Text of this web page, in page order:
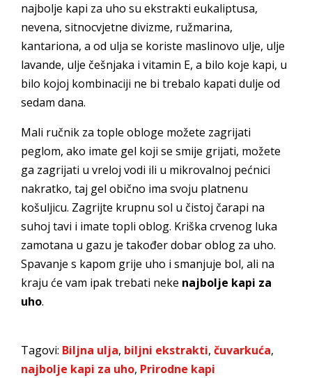
najbolje kapi za uho su ekstrakti eukaliptusa,
nevena, sitnocvjetne divizme, ružmarina,
kantariona, a od ulja se koriste maslinovo ulje, ulje
lavande, ulje češnjaka i vitamin E, a bilo koje kapi, u
bilo kojoj kombinaciji ne bi trebalo kapati dulje od
sedam dana.
Mali ručnik za tople obloge možete zagrijati
peglom, ako imate gel koji se smije grijati, možete
ga zagrijati u vreloj vodi ili u mikrovalnoj pećnici
nakratko, taj gel obično ima svoju platnenu
košuljicu. Zagrijte krupnu sol u čistoj čarapi na
suhoj tavi i imate topli oblog. Kriška crvenog luka
zamotana u gazu je također dobar oblog za uho.
Spavanje s kapom grije uho i smanjuje bol, ali na
kraju će vam ipak trebati neke najbolje kapi za
uho.
Tagovi: Biljna ulja, biljni ekstrakti, čuvarkuća,
najbolje kapi za uho, Prirodne kapi